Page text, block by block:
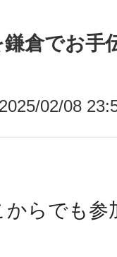
倉でお手
02/08
らでも参
入を